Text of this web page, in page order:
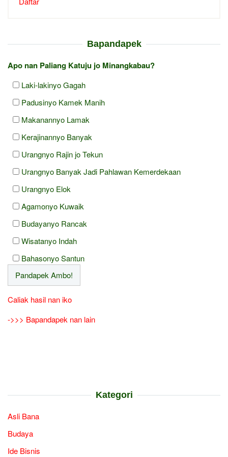
Bapandapek
Apo nan Paliang Katuju jo Minangkabau?
Laki-lakinyo Gagah
Padusinyo Kamek Manih
Makanannyo Lamak
Kerajinannyo Banyak
Urangnyo Rajin jo Tekun
Urangnyo Banyak Jadi Pahlawan Kemerdekaan
Urangnyo Elok
Agamonyo Kuwaik
Budayanyo Rancak
Wisatanyo Indah
Bahasonyo Santun
Caliak hasil nan iko
->>> Bapandapek nan lain
Kategori
Asli Bana
Budaya
Ide Bisnis